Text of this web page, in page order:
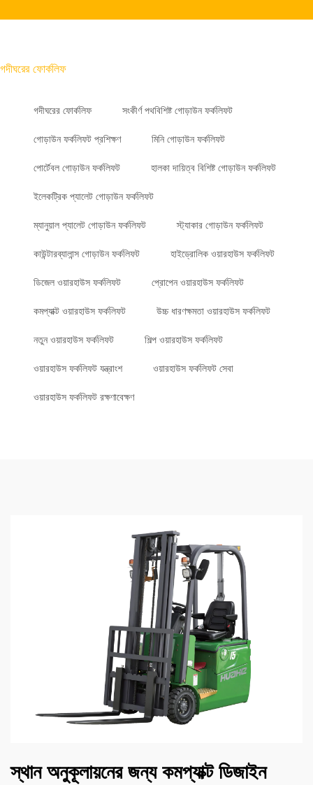
গদীঘরের ফোর্কলিফ
গদীঘরের ফোর্কলিফ সংকীর্ণ পথবিশিষ্ট গোড়াউন ফর্কলিফট
গোড়াউন ফর্কলিফট প্রশিক্ষণ মিনি গোড়াউন ফর্কলিফট
পোর্টেবল গোড়াউন ফর্কলিফট হালকা দায়িত্ব বিশিষ্ট গোড়াউন ফর্কলিফট
ইলেকট্রিক প্যালেট গোড়াউন ফর্কলিফট
ম্যানুয়াল প্যালেট গোড়াউন ফর্কলিফট স্ট্যাকার গোড়াউন ফর্কলিফট
কাউন্টারব্যালান্স গোড়াউন ফর্কলিফট হাইড্রোলিক ওয়ারহাউস ফর্কলিফট
ডিজেল ওয়ারহাউস ফর্কলিফট প্রোপেন ওয়ারহাউস ফর্কলিফট
কমপ্যাক্ট ওয়ারহাউস ফর্কলিফট উচ্চ ধারণক্ষমতা ওয়ারহাউস ফর্কলিফট
নতুন ওয়ারহাউস ফর্কলিফট শিল্প ওয়ারহাউস ফর্কলিফট
ওয়ারহাউস ফর্কলিফট যন্ত্রাংশ ওয়ারহাউস ফর্কলিফট সেবা
ওয়ারহাউস ফর্কলিফট রক্ষণাবেক্ষণ
স্থান অনুকূলায়নের জন্য কমপ্যাক্ট ডিজাইন